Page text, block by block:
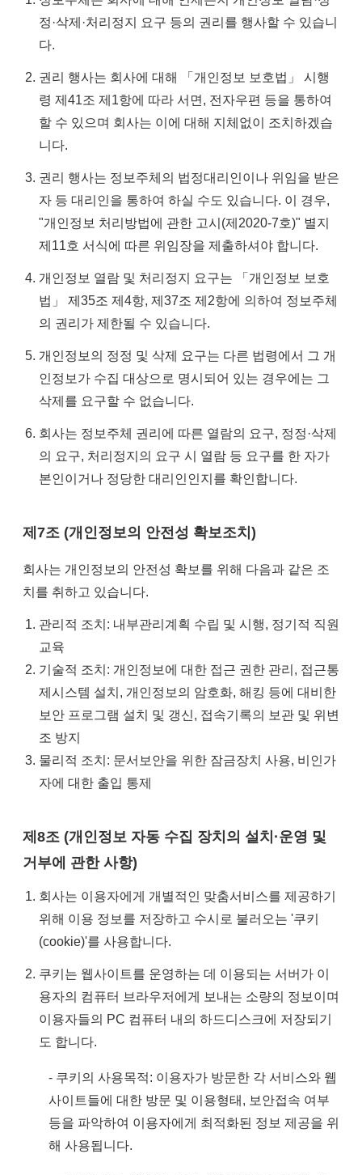
정·삭제·처리정지 요구 등의 권리를 행사할 수 있습니
다.
권리 행사는 회사에 대해 「개인정보 보호법」 시행
령 제41조 제1항에 따라 서면, 전자우편 등을 통하여
할 수 있으며 회사는 이에 대해 지체없이 조치하겠습
니다.
권리 행사는 정보주체의 법정대리인이나 위임을 받은
자 등 대리인을 통하여 하실 수도 있습니다. 이 경우,
"개인정보 처리방법에 관한 고시(제2020-7호)" 별지
제11호 서식에 따른 위임장을 제출하셔야 합니다.
개인정보 열람 및 처리정지 요구는 「개인정보 보호
법」 제35조 제4항, 제37조 제2항에 의하여 정보주체
의 권리가 제한될 수 있습니다.
개인정보의 정정 및 삭제 요구는 다른 법령에서 그 개
인정보가 수집 대상으로 명시되어 있는 경우에는 그
삭제를 요구할 수 없습니다.
회사는 정보주체 권리에 따른 열람의 요구, 정정·삭제
의 요구, 처리정지의 요구 시 열람 등 요구를 한 자가
본인이거나 정당한 대리인인지를 확인합니다.
제7조 (개인정보의 안전성 확보조치)
회사는 개인정보의 안전성 확보를 위해 다음과 같은 조
치를 취하고 있습니다.
관리적 조치: 내부관리계획 수립 및 시행, 정기적 직원
교육
기술적 조치: 개인정보에 대한 접근 권한 관리, 접근통
제시스템 설치, 개인정보의 암호화, 해킹 등에 대비한
보안 프로그램 설치 및 갱신, 접속기록의 보관 및 위변
조 방지
물리적 조치: 문서보안을 위한 잠금장치 사용, 비인가
자에 대한 출입 통제
제8조 (개인정보 자동 수집 장치의 설치·운영 및
거부에 관한 사항)
회사는 이용자에게 개별적인 맞춤서비스를 제공하기
위해 이용 정보를 저장하고 수시로 불러오는 '쿠키
(cookie)'를 사용합니다.
쿠키는 웹사이트를 운영하는 데 이용되는 서버가 이
용자의 컴퓨터 브라우저에게 보내는 소량의 정보이며
이용자들의 PC 컴퓨터 내의 하드디스크에 저장되기
도 합니다.
- 쿠키의 사용목적: 이용자가 방문한 각 서비스와 웹
사이트들에 대한 방문 및 이용형태, 보안접속 여부
등을 파악하여 이용자에게 최적화된 정보 제공을 위
해 사용됩니다.